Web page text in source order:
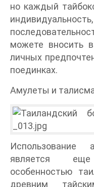
но каждый
можете вносить
личных
поединках.
Амулеты и
является
особенностью
древним